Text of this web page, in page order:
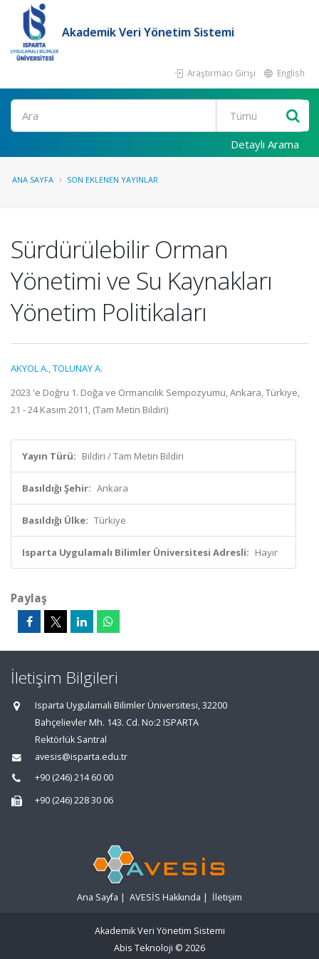
Akademik Veri Yönetim Sistemi
Araştırmacı Girişi English
Ara
Detaylı Arama
ANA SAYFA SON EKLENEN YAYINLAR
Sürdürülebilir Orman
Yönetimi ve Su Kaynakları
Yönetim Politikaları
AKYOL A.,TOLUNAY A.
2023 'e Doğru 1. Doğa ve Ormancılık Sempozyumu, Ankara, Türkiye,
21 - 24 Kasım 2011, (Tam Metin Bildiri)
Yayın Türü: Bildiri / Tam Metin Bildiri
Basıldığı Şehir: Ankara
Basıldığı Ülke: Türkiye
Isparta Uygulamalı Bilimler Üniversitesi Adresli: Hayır
Paylaş
İletişim Bilgileri
Isparta Uygulamalı Bilimler Üniversitesi, 32200
Bahçelievler Mh. 143. Cd. No:2 ISPARTA
Rektörlük Santral
avesis@isparta.edu.tr
+90 (246) 214 60 00
+90 (246) 228 30 06
Ana Sayfa | AVESİS Hakkında | İletişim
Akademik Veri Yönetim Sistemi
Abis Teknoloji © 2026